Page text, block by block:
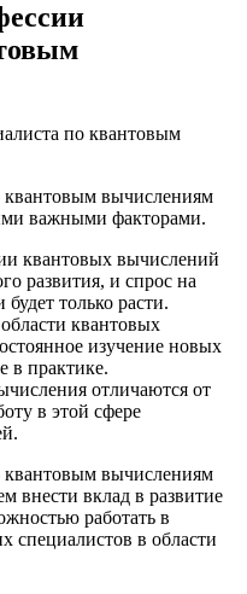
по квантовым
вычислениям
важными факторами.
квантовых вычислений
развития, и спрос на
только расти.
квантовых
изучение новых
в практике.
отличаются от
в этой сфере
вычислениям
внести вклад в развитие
работать в
специалистов в области